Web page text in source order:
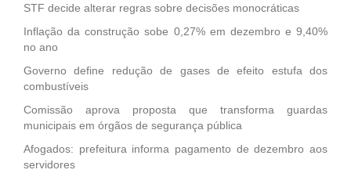
STF decide alterar regras sobre decisões monocráticas
Inflação da construção sobe 0,27% em dezembro e 9,40%
no ano
Governo define redução de gases de efeito estufa dos
combustíveis
Comissão aprova proposta que transforma guardas
municipais em órgãos de segurança pública
Afogados: prefeitura informa pagamento de dezembro aos
servidores